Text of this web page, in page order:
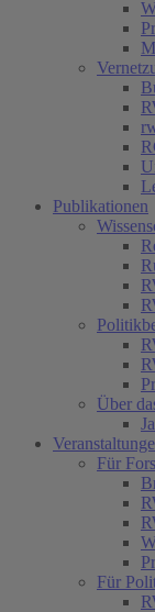
Publikationen
Über
Für
Für